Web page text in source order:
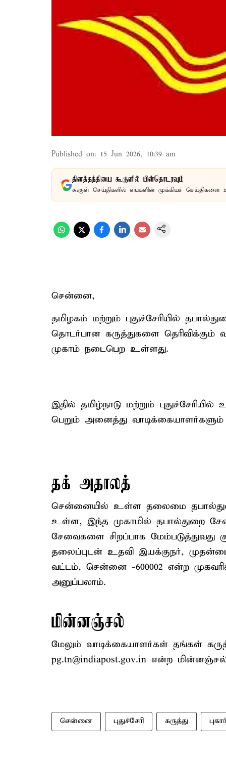
Published on: 15 Jun 2026, 10:39 am
தினத்தந்தியை கூகுளில் பின்தொடரவும்
கூகுள் செய்திகளில் எங்களின் முக்கியச் செய்திகளை
சென்னை,
தமிழகம் மற்றும் புதுச்சேரியில்
தொடர்பான கருத்துகளை தெரிவிக்கும்
முகாம் நடைபெற உள்ளது.
இதில் தமிழ்நாடு மற்றும்
பெறும் அனைத்து
தக் அதாலத்
சென்னையில் உள்ள தலைமை
உள்ள, இந்த முகாமில் தபால்துறை
சேவைகளை சிறப்பாக
தலைப்புடன் உதவி இயக்குநர்,
வட்டம், சென்னை -600002 என்ற
அனுப்பலாம்.
மின்னஞ்சல்
மேலும் வாடிக்கையாளர்கள் தங்கள்
pg.tn@indiapost.gov.in என்ற
சென்னை புதுச்சேரி கருத்து